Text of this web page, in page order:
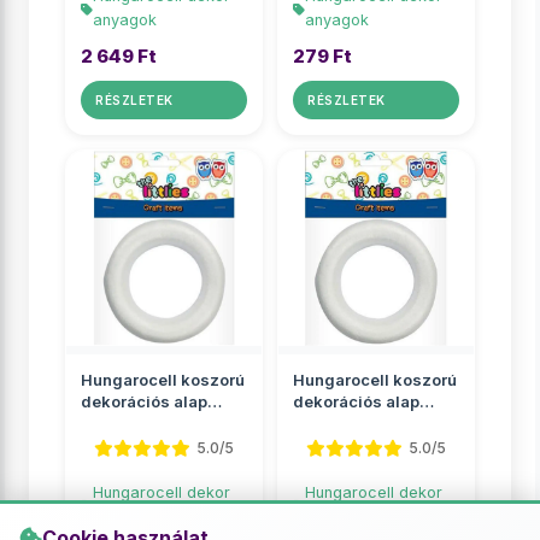
anyagok
2 649 Ft
RÉSZLETEK
anyagok
279 Ft
RÉSZLETEK
Hungarocell koszorú
dekorációs alap
5.0/5
Hungarocell dekor
Hungarocell koszorú
dekorációs alap
5.0/5
Hungarocell dekor